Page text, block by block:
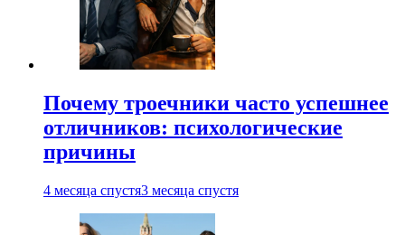
Почему троечники часто успешнее
отличников: психологические
причины
4 месяца спустя3 месяца спустя